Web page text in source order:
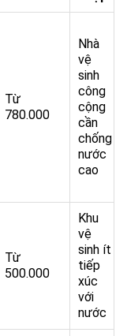
Từ
780.000
Nhà
vệ
sinh
công
cộng
cần
chống
nước
cao
Từ
500.000
Khu
vệ
sinh ít
tiếp
xúc
với
nước